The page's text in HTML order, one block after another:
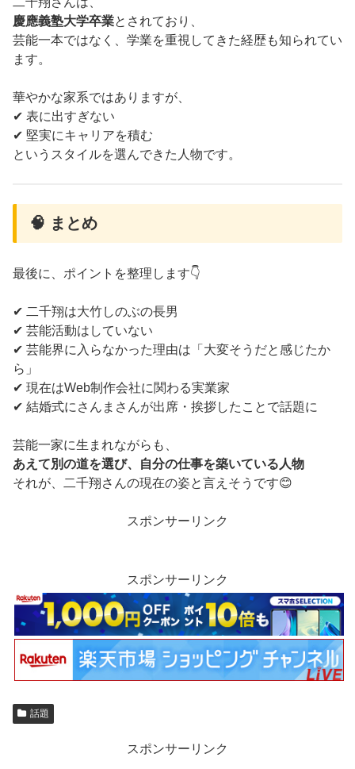
慶應義塾大学卒業とされており、
芸能一本ではなく、学業を重視してきた経歴も知られてい
ます。
華やかな家系ではありますが、
✔ 表に出すぎない
✔ 堅実にキャリアを積む
というスタイルを選んできた人物です。
🧠 まとめ
最後に、ポイントを整理します👇
✔ 二千翔は大竹しのぶの長男
✔ 芸能活動はしていない
✔ 芸能界に入らなかった理由は「大変そうだと感じたか
ら」
✔ 現在はWeb制作会社に関わる実業家
✔ 結婚式にさんまさんが出席・挨拶したことで話題に
芸能一家に生まれながらも、
あえて別の道を選び、自分の仕事を築いている人物
それが、二千翔さんの現在の姿と言えそうです😊
スポンサーリンク
スポンサーリンク
話題
スポンサーリンク